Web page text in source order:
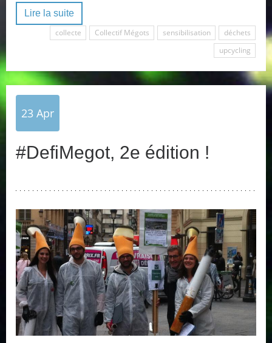
Lire la suite
collecte
Collectif Mégots sensibilisation
déchets
upcycling
23 Apr
#DefiMegot, 2e édition !